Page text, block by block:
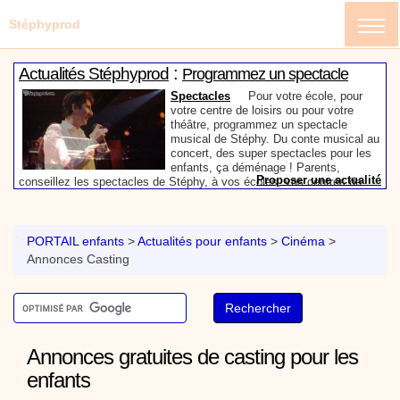
Actualités Stéphyprod : Programmez un spectacle
enfant de Stéphy
Spectacles Pour votre école, pour
votre centre de loisirs ou pour votre
théâtre, programmez un spectacle
musical de Stéphy. Du conte musical au
concert, des super spectacles pour les
enfants, ça déménage ! Parents,
conseillez les spectacles de Stéphy, à vos écoles, vos centres de
Proposer une actualité
conteur vient chez vous pour raconter
les plus belles histoires à vos enfants,
emporter par la magie des contes, des
expressions et des mots pour un voyage dans l’imaginaire en
compagnie de Stéphy.
Proposer une actualité
Vidéos Stéphyprod:Chanson La brosse à dents,
Dessins animés créations
Pour ne pas oublier de
se brosser les dents après le repas, voici une
PORTAIL enfants >Actualités pour enfants > Cinéma >
Annonces Casting
Annonces gratuites de casting pour les
enfants
Stéphyprod